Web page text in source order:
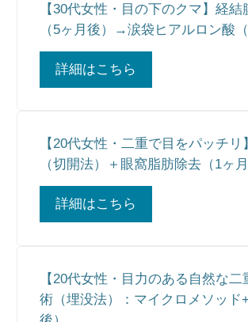
【30代女性・目の下のクマ】経
（5ヶ月後）→涙袋ヒアルロン酸（
詳細はこちら
【20代女性・二重で目をパッチリ
（切開法）＋眼窩脂肪除去（1ヶ月
詳細はこちら
【20代女性・目力のある自然な
術（埋没法）：マイクロメソッド